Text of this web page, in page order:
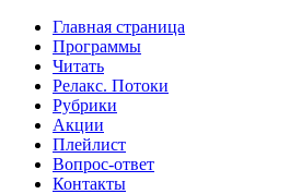
Главная страница
Программы
Читать
Релакс. Потоки
Рубрики
Акции
Плейлист
Вопрос-ответ
Контакты